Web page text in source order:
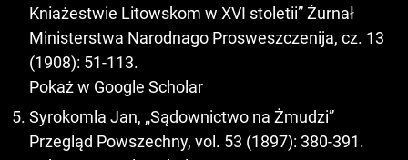
Kniażestwie Litowskom w XVI stoletii” Żurnał
Ministerstwa Narodnago Prosweszczenija, cz. 13
(1908): 51-113.
Pokaż w Google Scholar
Syrokomla Jan, „Sądownictwo na Żmudzi”
Przegląd Powszechny, vol. 53 (1897): 380-391.